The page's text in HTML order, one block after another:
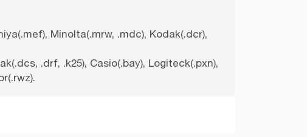
Minolta(.mrw, .mdc), Kodak(.dcr),
.drf, .k25), Casio(.bay), Logiteck(.pxn),